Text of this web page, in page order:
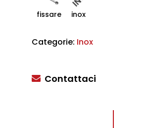
fissare inox
Categorie: Inox
Contattaci